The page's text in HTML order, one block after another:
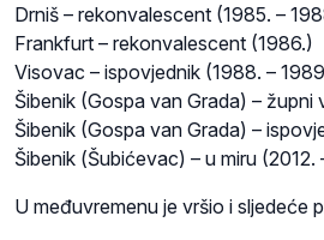
Drniš – rekonvalescent (1985. –
Frankfurt – rekonvalescent (1986.)
Visovac – ispovjednik (1988. –
Šibenik (Gospa van Grada) – župni
Šibenik (Gospa van Grada) –
Šibenik (Šubićevac) – u miru (2012.
U međuvremenu je vršio i sljedeće